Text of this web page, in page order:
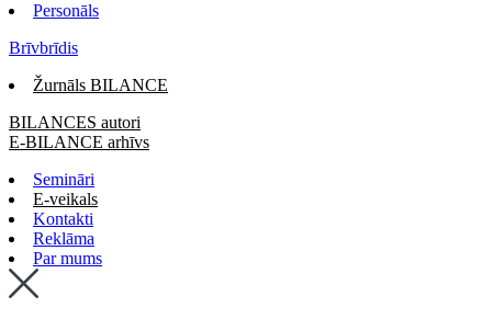
Personāls
Brīvbrīdis
Žurnāls BILANCE
BILANCES autori
E-BILANCE arhīvs
Semināri
E-veikals
Kontakti
Reklāma
Par mums